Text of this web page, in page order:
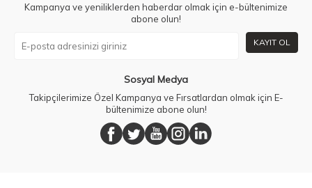
Kampanya ve yeniliklerden haberdar olmak için e-bültenimize
abone olun!
KAYIT OL
Sosyal Medya
Takipçilerimize Özel Kampanya ve Fırsatlardan olmak için E-
bültenimize abone olun!